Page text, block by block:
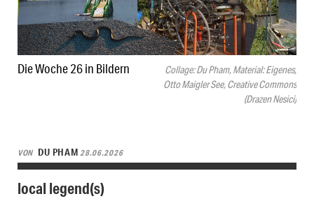
Die Woche 26 in Bildern
Collage: Du Pham, Material: Eigenes,
Otto Maigler See, Creative Commons
(Drazen Nesici)
VON DU PHAM28.06.2026
local legend(s)